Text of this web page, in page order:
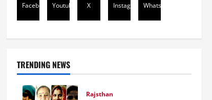
Facebook Youtube X Instagram Whatsapp
TRENDING NEWS
Rajsthan